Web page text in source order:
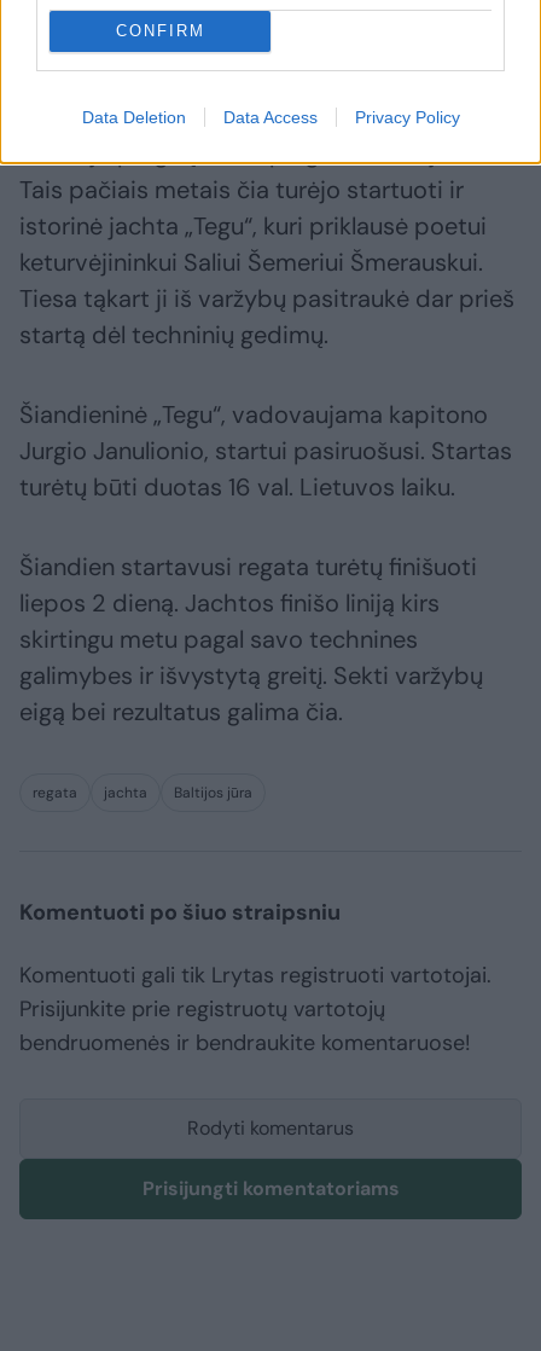
CONFIRM
Data Deletion Data Access Privacy Policy
Įdomu tai, kad būtent šioje regatoje 1937 m.
Lietuvos komanda su jachta „Žalčių karalienė“
Tais pačiais metais čia turėjo startuoti ir
istorinė jachta „Tegu“, kuri priklausė poetui
keturvėjininkui Saliui Šemeriui Šmerauskui.
Tiesa tąkart ji iš varžybų pasitraukė dar prieš
startą dėl techninių gedimų.
Šiandieninė „Tegu“, vadovaujama kapitono
Jurgio Janulionio, startui pasiruošusi. Startas
turėtų būti duotas 16 val. Lietuvos laiku.
Šiandien startavusi regata turėtų finišuoti
liepos 2 dieną. Jachtos finišo liniją kirs
skirtingu metu pagal savo technines
galimybes ir išvystytą greitį. Sekti varžybų
eigą bei rezultatus galima čia.
regata jachta Baltijos jūra
Komentuoti po šiuo straipsniu
Komentuoti gali tik Lrytas registruoti vartotojai.
Prisijunkite prie registruotų vartotojų
bendruomenės ir bendraukite komentaruose!
Rodyti komentarus
Prisijungti komentatoriams